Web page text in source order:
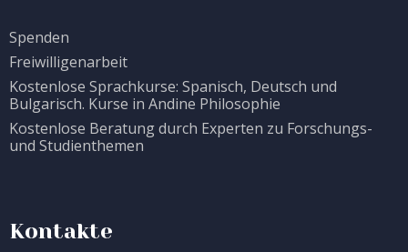
Spenden
Freiwilligenarbeit
Kostenlose Sprachkurse: Spanisch, Deutsch und
Bulgarisch. Kurse in Andine Philosophie
Kostenlose Beratung durch Experten zu Forschungs-
und Studienthemen
Kontakte